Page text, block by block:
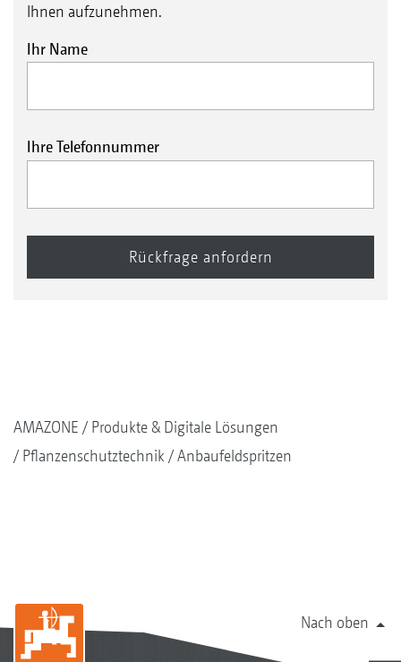
Ihnen aufzunehmen.
Ihr Name
Ihre Telefonnummer
AMAZONE
Produkte & Digitale Lösungen
Pflanzenschutztechnik
Anbaufeldspritzen
Nach oben